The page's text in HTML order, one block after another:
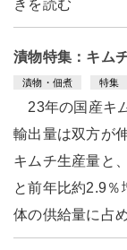
きを読む
漬物特集：キム
漬物・佃煮 特集
23年の国産キ
輸出量は双方が
キムチ生産量と
と前年比約2.9
体の供給量に占